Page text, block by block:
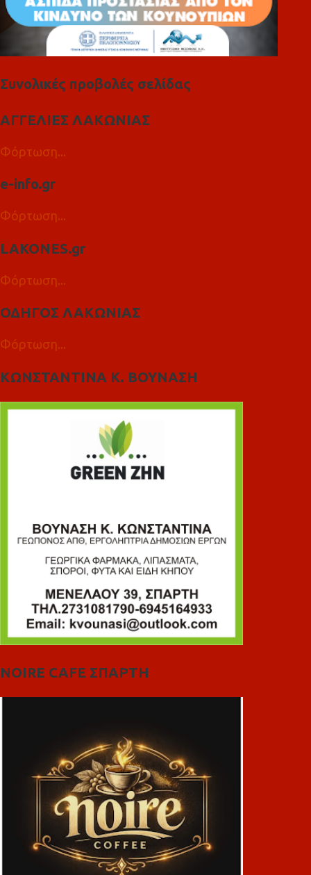
Συνολικές προβολές σελίδας
ΑΓΓΕΛΙΕΣ ΛΑΚΩΝΙΑΣ
Φόρτωση...
e-info.gr
Φόρτωση...
LAKONES.gr
Φόρτωση...
ΟΔΗΓΟΣ ΛΑΚΩΝΙΑΣ
Φόρτωση...
ΚΩΝΣΤΑΝΤΙΝΑ Κ. ΒΟΥΝΑΣΗ
NOIRE CAFE ΣΠΑΡΤΗ